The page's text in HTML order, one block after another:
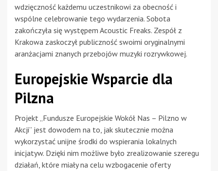
wdzięczność każdemu uczestnikowi za obecność i
wspólne celebrowanie tego wydarzenia. Sobota
zakończyła się występem Acoustic Freaks. Zespół z
Krakowa zaskoczył publiczność swoimi oryginalnymi
aranżacjami znanych przebojów muzyki rozrywkowej.
Europejskie Wsparcie dla
Pilzna
Projekt „Fundusze Europejskie Wokół Nas – Pilzno w
Akcji” jest dowodem na to, jak skutecznie można
wykorzystać unijne środki do wspierania lokalnych
inicjatyw. Dzięki nim możliwe było zrealizowanie szeregu
działań, które miały na celu wzbogacenie oferty